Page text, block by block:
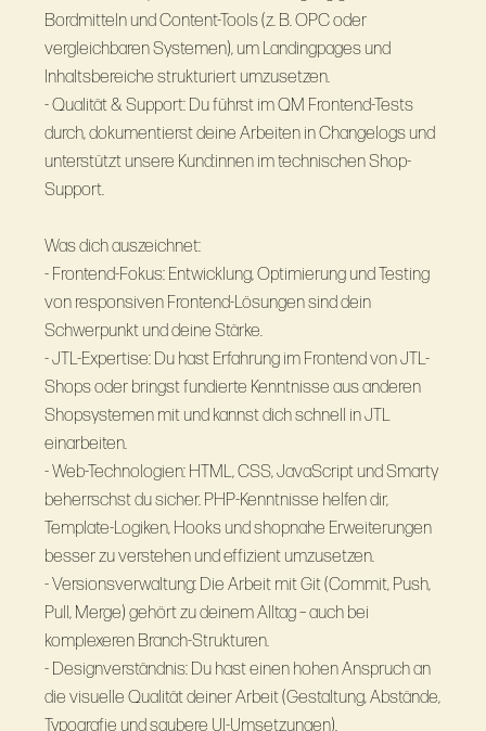
Bordmitteln und Content-Tools (z. B. OPC oder
vergleichbaren Systemen), um Landingpages und
Inhaltsbereiche strukturiert umzusetzen.
- Qualität & Support: Du führst im QM Frontend-Tests
durch, dokumentierst deine Arbeiten in Changelogs und
unterstützt unsere Kund:innen im technischen Shop-
Support.
Was dich auszeichnet:
- Frontend-Fokus: Entwicklung, Optimierung und Testing
von responsiven Frontend-Lösungen sind dein
Schwerpunkt und deine Stärke.
- JTL-Expertise: Du hast Erfahrung im Frontend von JTL-
Shops oder bringst fundierte Kenntnisse aus anderen
Shopsystemen mit und kannst dich schnell in JTL
einarbeiten.
- Web-Technologien: HTML, CSS, JavaScript und Smarty
beherrschst du sicher. PHP-Kenntnisse helfen dir,
Template-Logiken, Hooks und shopnahe Erweiterungen
besser zu verstehen und effizient umzusetzen.
- Versionsverwaltung: Die Arbeit mit Git (Commit, Push,
Pull, Merge) gehört zu deinem Alltag – auch bei
komplexeren Branch-Strukturen.
- Designverständnis: Du hast einen hohen Anspruch an
die visuelle Qualität deiner Arbeit (Gestaltung, Abstände,
Typografie und saubere UI-Umsetzungen).